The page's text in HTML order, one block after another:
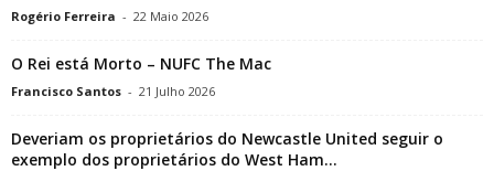
Rogério Ferreira - 22 Maio 2026
O Rei está Morto – NUFC The Mac
Francisco Santos - 21 Julho 2026
Deveriam os proprietários do Newcastle United seguir o
exemplo dos proprietários do West Ham...